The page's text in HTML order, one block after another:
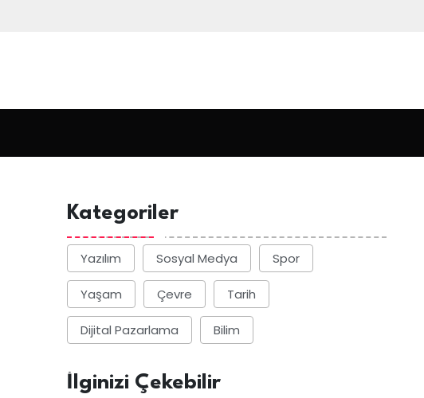
Kategoriler
Yazılım Sosyal Medya Spor
Yaşam Çevre Tarih
Dijital Pazarlama Bilim
İlginizi Çekebilir